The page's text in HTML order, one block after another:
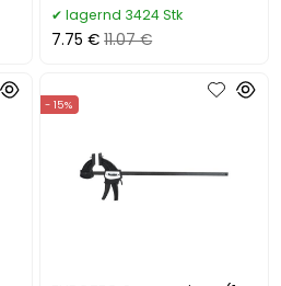
lagernd 3424 Stk
7.75 € 11.07 €
- 15%